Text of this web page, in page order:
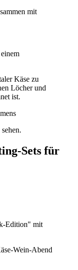
Sets für
Edition" mit
Wein-Abend